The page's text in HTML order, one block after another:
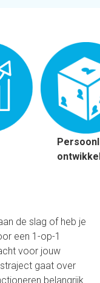
de slag of heb je
een 1-op-1
voor jouw
gaat over
belangrijk